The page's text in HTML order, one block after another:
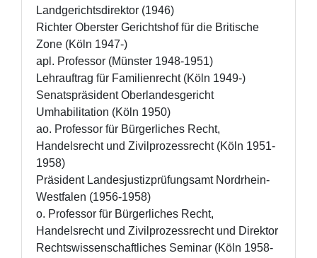
Landgerichtsdirektor (1946)
Richter Oberster Gerichtshof für die Britische
Zone (Köln 1947-)
apl. Professor (Münster 1948-1951)
Lehrauftrag für Familienrecht (Köln 1949-)
Senatspräsident Oberlandesgericht
Umhabilitation (Köln 1950)
ao. Professor für Bürgerliches Recht,
Handelsrecht und Zivilprozessrecht (Köln 1951-
1958)
Präsident Landesjustizprüfungsamt Nordrhein-
Westfalen (1956-1958)
o. Professor für Bürgerliches Recht,
Handelsrecht und Zivilprozessrecht und Direktor
Rechtswissenschaftliches Seminar (Köln 1958-